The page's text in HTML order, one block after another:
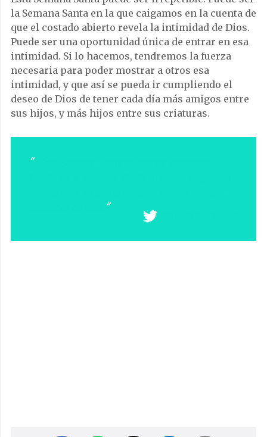
la Semana Santa en la que caigamos en la cuenta de
que el costado abierto revela la intimidad de Dios.
Puede ser una oportunidad única de entrar en esa
intimidad. Si lo hacemos, tendremos la fuerza
necesaria para poder mostrar a otros esa
intimidad, y que así se pueda ir cumpliendo el
deseo de Dios de tener cada día más amigos entre
sus hijos, y más hijos entre sus criaturas.